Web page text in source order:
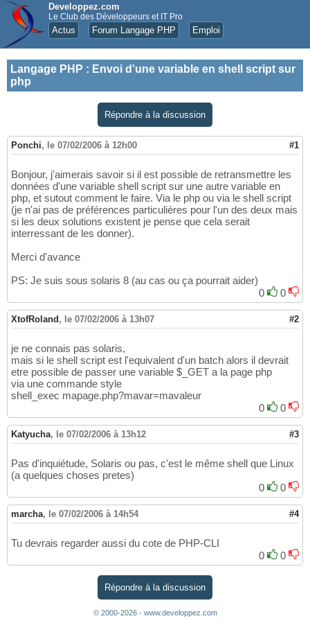
Developpez.com
Le Club des Développeurs et IT Pro
Actus Forum Langage PHP Emploi
Langage PHP : Envoi d'une variable en shell script sur
php
Répondre à la discussion
Ponchi, le 07/02/2006 à 12h00 #1
Bonjour, j'aimerais savoir si il est possible de retransmettre les
données d'une variable shell script sur une autre variable en
php, et sutout comment le faire. Via le php ou via le shell script
(je n'ai pas de préférences particulières pour l'un des deux mais
si les deux solutions existent je pense que cela serait
interressant de les donner).
Merci d'avance
PS: Je suis sous solaris 8 (au cas ou ça pourrait aider)
0
0
XtofRoland , le 07/02/2006 à 13h07 #2
je ne connais pas solaris,
mais si le shell script est l'equivalent d'un batch alors il devrait
etre possible de passer une variable $_GET a la page php
via une commande style
shell_exec mapage.php?mavar=mavaleur
0
0
Katyucha, le 07/02/2006 à 13h12 #3
Pas d'inquiétude, Solaris ou pas, c'est le même shell que Linux
(a quelques choses pretes)
0
0
marcha, le 07/02/2006 à 14h54 #4
Tu devrais regarder aussi du cote de PHP-CLI
0
0
Répondre à la discussion
© 2000-2026 - www.developpez.com